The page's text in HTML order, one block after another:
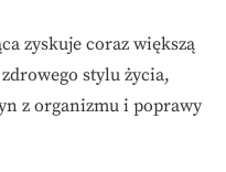
zyskuje coraz większą
stylu życia,
z organizmu i poprawy